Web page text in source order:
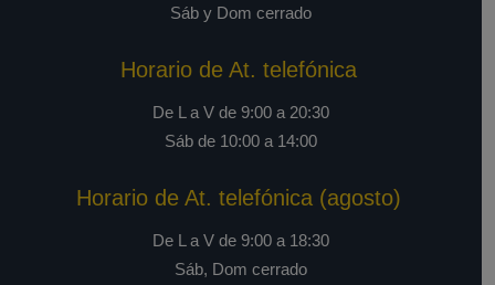
Sáb y Dom cerrado
Horario de At. telefónica
De L a V de 9:00 a 20:30
Sáb de 10:00 a 14:00
Horario de At. telefónica (agosto)
De L a V de 9:00 a 18:30
Sáb, Dom cerrado